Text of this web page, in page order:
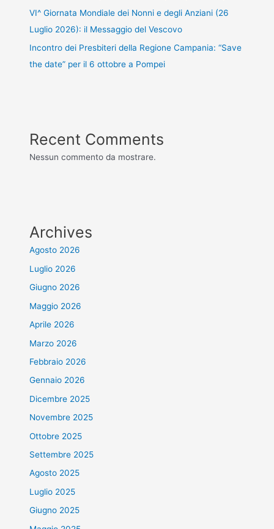
VI^ Giornata Mondiale dei Nonni e degli Anziani (26
Luglio 2026): il Messaggio del Vescovo
Incontro dei Presbiteri della Regione Campania: “Save
the date” per il 6 ottobre a Pompei
Recent Comments
Nessun commento da mostrare.
Archives
Agosto 2026
Luglio 2026
Giugno 2026
Maggio 2026
Aprile 2026
Marzo 2026
Febbraio 2026
Gennaio 2026
Dicembre 2025
Novembre 2025
Ottobre 2025
Settembre 2025
Agosto 2025
Luglio 2025
Giugno 2025